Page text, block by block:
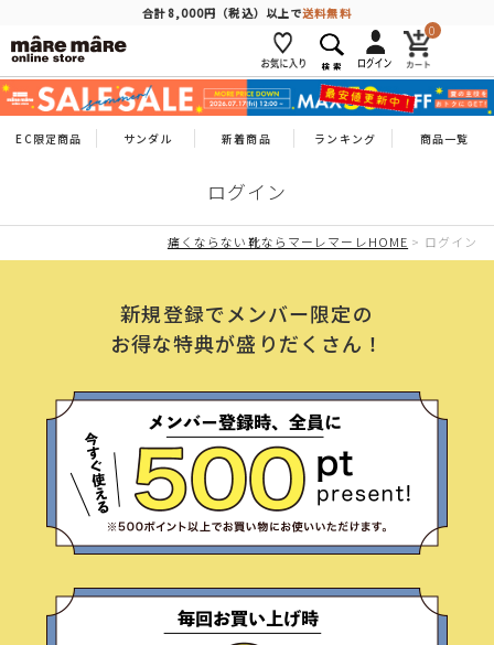
合計8,000円（税込）以上で送料無料
0
EC限定商品 サンダル 新着商品 ランキング 商品一覧
ログイン
痛くならない靴ならマーレマーレHOME ログイン
新規登録でメンバー限定の
お得な特典が盛りだくさん！
商品を探す
#スニーカー #ブーツ
ブランド